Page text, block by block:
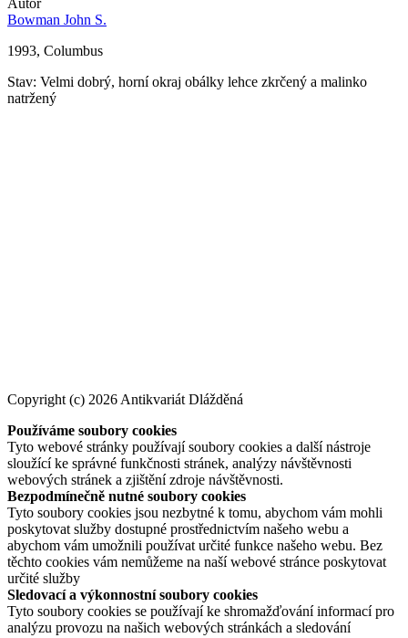
Autor
Bowman John S.
1993, Columbus
Stav: Velmi dobrý, horní okraj obálky lehce zkrčený a malinko
natržený
Copyright (c) 2026 Antikvariát Dlážděná
Používáme soubory cookies
Tyto webové stránky používají soubory cookies a další nástroje
sloužící ke správné funkčnosti stránek, analýzy návštěvnosti
webových stránek a zjištění zdroje návštěvnosti.
Bezpodmínečně nutné soubory cookies
Tyto soubory cookies jsou nezbytné k tomu, abychom vám mohli
poskytovat služby dostupné prostřednictvím našeho webu a
abychom vám umožnili používat určité funkce našeho webu. Bez
těchto cookies vám nemůžeme na naší webové stránce poskytovat
určité služby
Sledovací a výkonnostní soubory cookies
Tyto soubory cookies se používají ke shromažďování informací pro
analýzu provozu na našich webových stránkách a sledování